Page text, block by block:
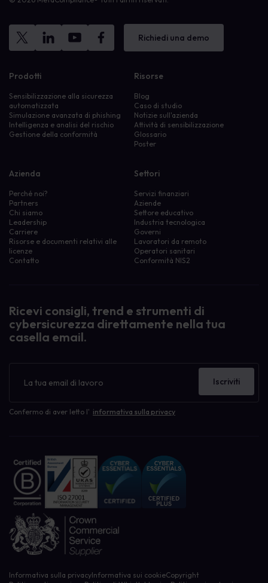
Richiedi una demo
Prodotti
Sensibilizzazione alla sicurezza
automatizzata
Simulazione avanzata di phishing
Intelligenza e analisi del rischio
Gestione della conformità
Risorse
Blog
Caso di studio
Notizie sull'azienda
Attività di sensibilizzazione
Glossario
Poster
Azienda
Perché noi?
Partners
Chi siamo
Leadership
Carriere
Risorse e documenti relativi alle
licenze
Contatto
Settori
Servizi finanziari
Aziende
Settore educativo
Industria tecnologica
Governi
Lavoratori da remoto
Operatori sanitari
Conformità NIS2
Ricevi consigli, trend e strumenti di
cybersicurezza direttamente nella tua
casella email.
Confermo di aver letto l' informativa sulla privacy
Iscriviti
Informativa sulla privacyInformativa sui cookieCopyright